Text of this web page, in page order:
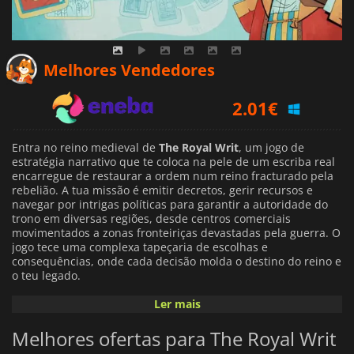
Melhores Vendedores
4.67€
6.29€
Entra no reino medieval de The Royal Writ, um jogo de
estratégia narrativo que te coloca na pele de um escriba real
encarregue de restaurar a ordem num reino fracturado pela
rebelião. A tua missão é emitir decretos, gerir recursos e
navegar por intrigas políticas para garantir a autoridade do
trono em diversas regiões, desde centros comerciais
movimentados a zonas fronteiriças devastadas pela guerra. O
jogo tece uma complexa tapeçaria de escolhas e
consequências, onde cada decisão molda o destino do reino e
o teu legado.
The Royal Writmistura a gestão de recursos
elabora decretos - representados por cartas com efeitos
únicos - para influenciar os nobres, reunir exércitos ou
Ler mais
Melhores ofertas para The Royal Writ